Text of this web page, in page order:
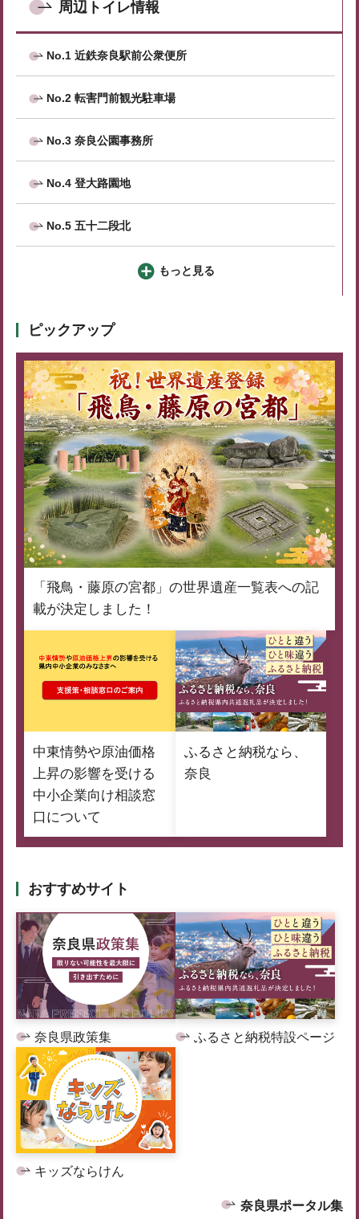
周辺トイレ情報
No.1 近鉄奈良駅前公衆便所
No.2 転害門前観光駐車場
No.3 奈良公園事務所
No.4 登大路園地
No.5 五十二段北
もっと見る
ピックアップ
「飛鳥・藤原の宮都」の世界遺産一覧表への記
載が決定しました！
中東情勢や原油価格
上昇の影響を受ける
中小企業向け相談窓
口について
ふるさと納税なら、
奈良
おすすめサイト
奈良県政策集 ふるさと納税特設ページ
キッズならけん
奈良県ポータル集